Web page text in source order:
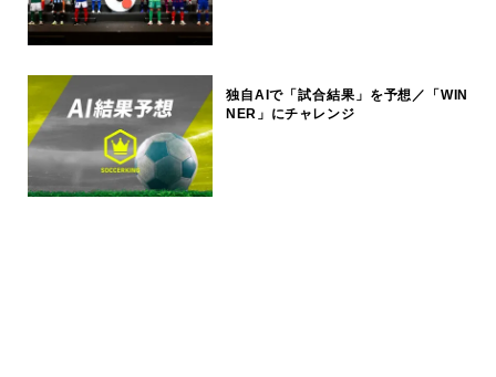
独自AIで「試合結果」を予想／「WIN
NER」にチャレンジ